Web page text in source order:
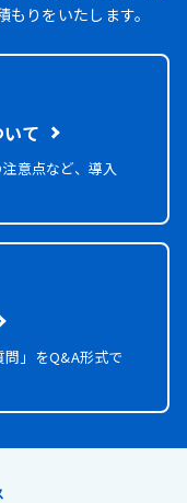
りをいたします。
て
意点など、導入
問」をQ&A形式で